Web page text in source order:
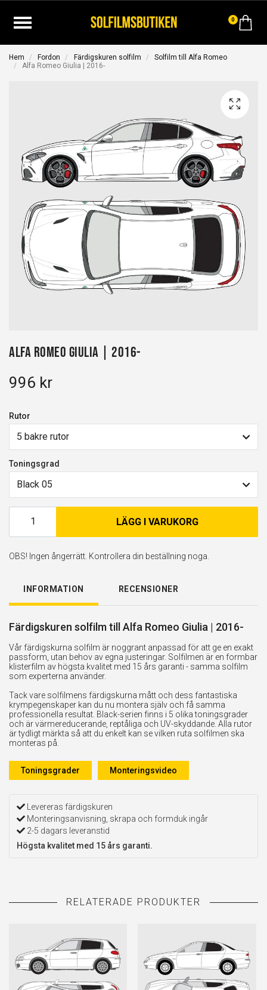
0
Hem Fordon Färdigskuren solfilm
Solfilm till Alfa Romeo
Alfa Romeo Giulia | 2016-
Alfa Romeo Giulia | 2016-
996 kr
Rutor
5 bakre rutor
Toningsgrad
Black 05
LÄGG I VARUKORG
OBS! Ingen ångerrätt. Kontrollera din beställning noga.
INFORMATION RECENSIONER
Färdigskuren solfilm till Alfa Romeo Giulia | 2016-
Vår färdigskurna solfilm är noggrant anpassad för att ge en exakt
passform, utan behov av egna justeringar. Solfilmen är en formbar
klisterfilm av högsta kvalitet med 15 års garanti - samma solfilm
som experterna använder.
Tack vare solfilmens färdigskurna mått och dess fantastiska
krympegenskaper kan du nu montera själv och få samma
professionella resultat. Black-serien finns i 5 olika toningsgrader
och är värmereducerande, reptåliga och UV-skyddande. Alla rutor
är tydligt märkta så att du enkelt kan se vilken ruta solfilmen ska
monteras på.
Toningsgrader Monteringsvideo
Levereras färdigskuren
Monteringsanvisning, skrapa och formduk ingår
2-5 dagars leveranstid
Högsta kvalitet med 15 års garanti.